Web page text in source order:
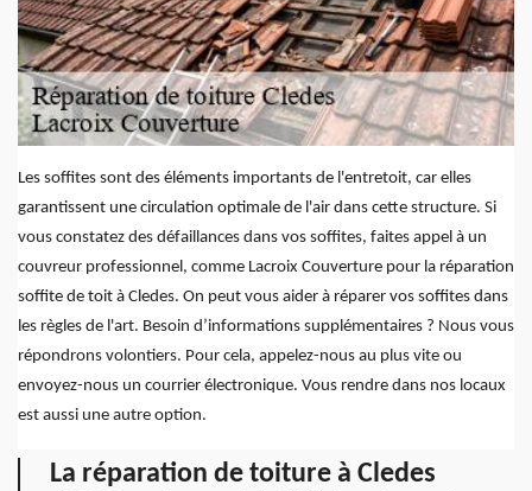
Les soffites sont des éléments importants de l'entretoit, car elles
garantissent une circulation optimale de l'air dans cette structure. Si
vous constatez des défaillances dans vos soffites, faites appel à un
couvreur professionnel, comme Lacroix Couverture pour la réparation
soffite de toit à Cledes. On peut vous aider à réparer vos soffites dans
les règles de l'art. Besoin d’informations supplémentaires ? Nous vous
répondrons volontiers. Pour cela, appelez-nous au plus vite ou
envoyez-nous un courrier électronique. Vous rendre dans nos locaux
est aussi une autre option.
La réparation de toiture à Cledes